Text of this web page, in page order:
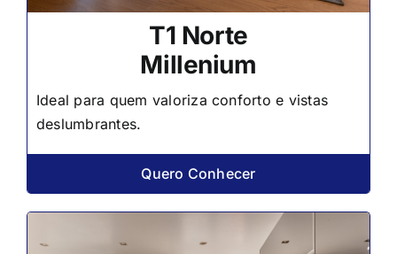
T1 Norte
Millenium
Ideal para quem valoriza conforto e vistas
deslumbrantes.
Quero Conhecer